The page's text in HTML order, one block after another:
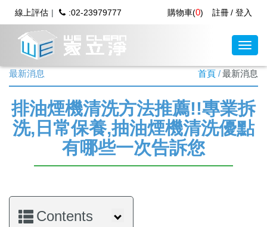
線上評估 :02-23979777 註冊 登入
購物車(0)
最新消息 首頁 最新消息
排油煙機清洗方法推薦!!專業拆
洗,日常保養,抽油煙機清洗優點
有哪些一次告訴您
Contents